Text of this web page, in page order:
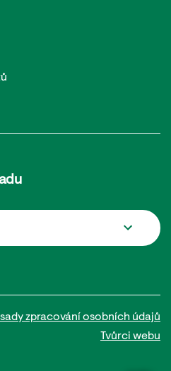
zpracování osobních údajů
Tvůrci webu
Potřebujete poradit?